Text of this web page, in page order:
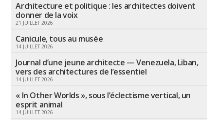
Architecture et politique : les architectes doivent
donner de la voix
21 JUILLET 2026
Canicule, tous au musée
14 JUILLET 2026
Journal d’une jeune architecte — Venezuela, Liban,
vers des architectures de l’essentiel
14 JUILLET 2026
« In Other Worlds », sous l’éclectisme vertical, un
esprit animal
14 JUILLET 2026